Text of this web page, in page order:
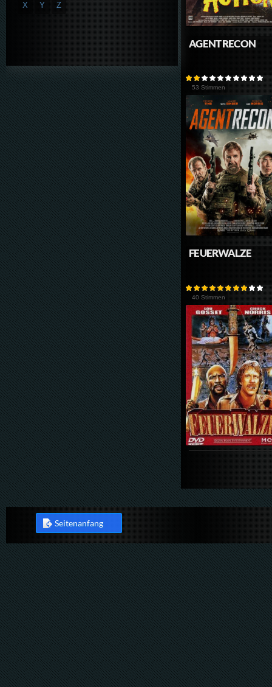
AGENT RECON
53 Stimmen
FEUERWALZE
40 Stimmen
X
Y Z
Seitenanfang